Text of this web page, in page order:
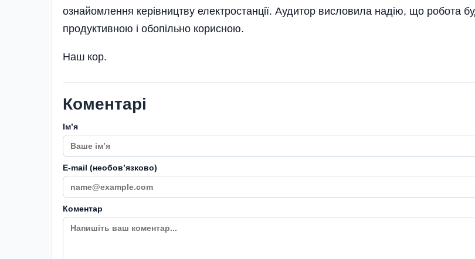
ознайомлення керів­ництву електро­станції. Аудитор висло­вила надію, що робота
продук­тивною і обопільно корисною.
Наш кор.
Коментарі
Імʼя
E-mail (необовʼязково)
Коментар